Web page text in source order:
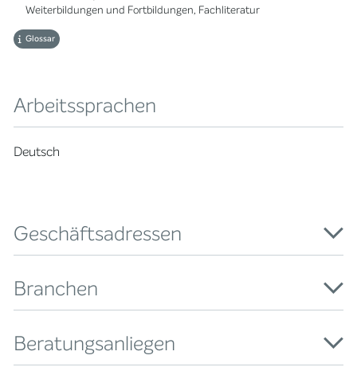
Weiterbildungen und Fortbildungen, Fachliteratur
Glossar
Arbeitssprachen
Deutsch
Geschäftsadressen
Branchen
Beratungsanliegen